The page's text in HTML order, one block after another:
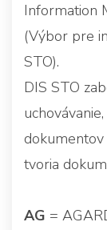
Information
(Výbor pre
STO).
DIS STO
tvoria
AG =